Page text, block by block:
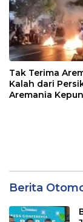
Tak Terima
Kalah dari
Aremania
Berita